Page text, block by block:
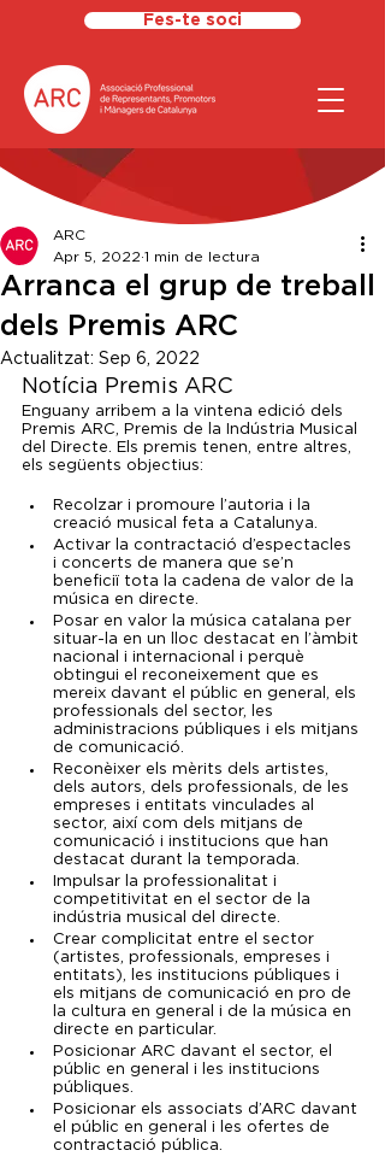
Fes-te soci
Arranca el grup de treball
dels Premis ARC
ARC
Apr 5, 2022 1 min de lectura
Actualitzat: Sep 6, 2022
Notícia Premis ARC
Enguany arribem a la vintena edició dels
Premis ARC, Premis de la Indústria Musical
del Directe. Els premis tenen, entre altres,
els següents objectius:
Recolzar i promoure l’autoria i la
creació musical feta a Catalunya.
Activar la contractació d’espectacles
i concerts de manera que se’n
beneficiï tota la cadena de valor de la
música en directe.
Posar en valor la música catalana per
situar-la en un lloc destacat en l’àmbit
nacional i internacional i perquè
obtingui el reconeixement que es
mereix davant el públic en general, els
professionals del sector, les
administracions públiques i els mitjans
de comunicació.
Reconèixer els mèrits dels artistes,
dels autors, dels professionals, de les
empreses i entitats vinculades al
sector, així com dels mitjans de
comunicació i institucions que han
destacat durant la temporada.
Impulsar la professionalitat i
competitivitat en el sector de la
indústria musical del directe.
Crear complicitat entre el sector
(artistes, professionals, empreses i
entitats), les institucions públiques i
els mitjans de comunicació en pro de
la cultura en general i de la música en
directe en particular.
Posicionar ARC davant el sector, el
públic en general i les institucions
públiques.
Posicionar els associats d’ARC davant
el públic en general i les ofertes de
contractació pública.